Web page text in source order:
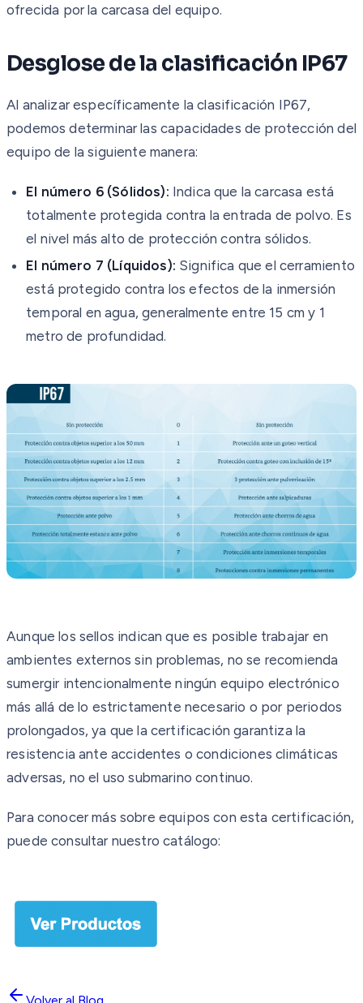
ofrecida por la carcasa del equipo.
Desglose de la clasificación IP67
Al analizar específicamente la clasificación IP67,
podemos determinar las capacidades de protección del
equipo de la siguiente manera:
El número 6 (Sólidos): Indica que la carcasa está
totalmente protegida contra la entrada de polvo. Es
el nivel más alto de protección contra sólidos.
El número 7 (Líquidos): Significa que el cerramiento
está protegido contra los efectos de la inmersión
temporal en agua, generalmente entre 15 cm y 1
metro de profundidad.
Aunque los sellos indican que es posible trabajar en
ambientes externos sin problemas, no se recomienda
sumergir intencionalmente ningún equipo electrónico
más allá de lo estrictamente necesario o por periodos
prolongados, ya que la certificación garantiza la
resistencia ante accidentes o condiciones climáticas
adversas, no el uso submarino continuo.
Para conocer más sobre equipos con esta certificación,
puede consultar nuestro catálogo:
Volver al Blog